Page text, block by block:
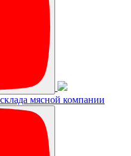
мясной компании